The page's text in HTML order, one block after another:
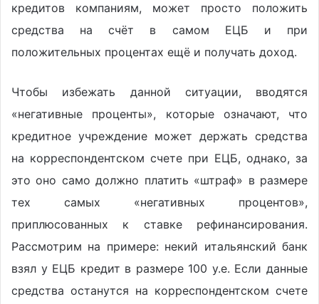
кредитов компаниям, может просто положить
средства на счёт в самом ЕЦБ и при
положительных процентах ещё и получать доход.
Чтобы избежать данной ситуации, вводятся
«негативные проценты», которые означают, что
кредитное учреждение может держать средства
на корреспондентском счете при ЕЦБ, однако, за
это оно само должно платить «штраф» в размере
тех самых «негативных процентов»,
приплюсованных к ставке рефинансирования.
Рассмотрим на примере: некий итальянский банк
взял у ЕЦБ кредит в размере 100 у.е. Если данные
средства останутся на корреспондентском счете